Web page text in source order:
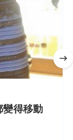
得移動